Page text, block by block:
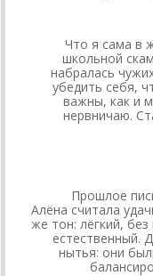
Что я сама в
школьной
набралась
убедить себя,
важны, как и
нервничаю.
Прошлое
Алёна считала
же тон: лёгкий,
естественный.
нытья: они